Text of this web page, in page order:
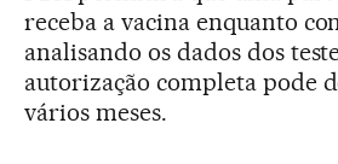
receba a vacina enquanto
analisando os dados dos
autorização completa pode
vários meses.